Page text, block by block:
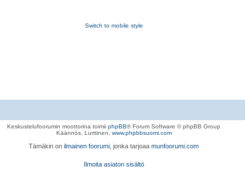
Switch to mobile style
Keskustelufoorumin moottorina toimii phpBB® Forum Software © phpBB Group
Käännös, Lurttinen, www.phpbbsuomi.com
Tämäkin on ilmainen foorumi , jonka tarjoaa munfoorumi.com
Ilmoita asiaton sisältö